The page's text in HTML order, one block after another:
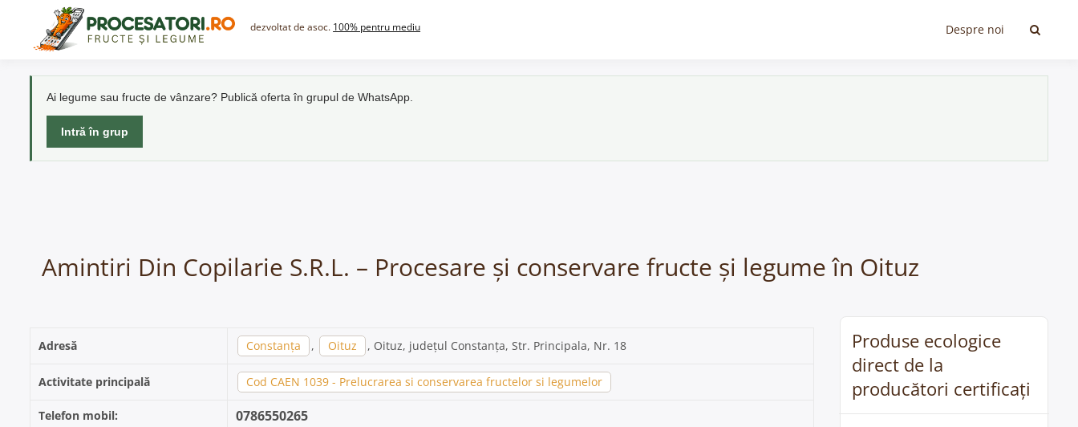
content
dezvoltat de asoc. 100% pentru mediu Despre noi
Ai legume sau fructe de vânzare? Publică oferta în grupul de WhatsApp.
Intră în grup
Amintiri Din Copilarie S.R.L. – Procesare și conservare fructe și legume în Oituz
Adresă Constanța , Oituz , Oituz, județul Constanța, Str. Principala, Nr. 18
Activitate principală Cod CAEN 1039 - Prelucrarea si conservarea fructelor si legumelor
Telefon mobil: 0786550265
Produse ecologice
direct de la
producători certificați